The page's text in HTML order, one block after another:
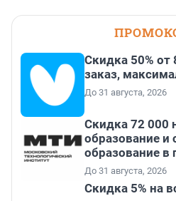
Скидка 50%
заказ,
До 31 августа, 2026
Скидка 72 000
образование и
образование в
До 31 августа, 2026
Скидка 5% на